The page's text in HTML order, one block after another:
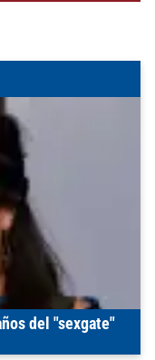
del "sexgate"